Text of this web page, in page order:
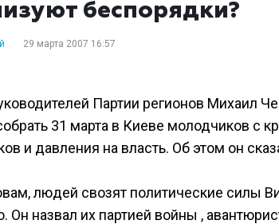
беспорядки?
29 марта 2007 16:57
Партии регионов Михаил
31 марта в Киеве молодчиков
и давления на власть. Об этом он
людей свозят политические силы
Он назвал их партией войны ,